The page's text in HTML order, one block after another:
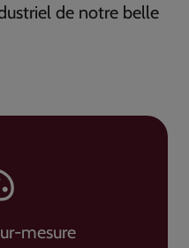
de notre belle
mesure